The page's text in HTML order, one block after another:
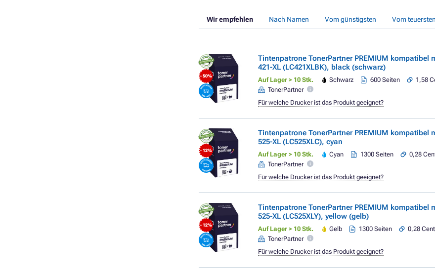
Wir empfehlen Nach Namen Vom günstigsten Vom teuersten
- 50%
Tintenpatrone TonerPartner PREMIUM kompatibel
421-XL (LC421XLBK), black (schwarz)
Auf Lager > 10 Stk. Schwarz 600 Seiten
1,58
TonerPartner
Für welche Drucker ist das Produkt geeignet?
- 12%
Tintenpatrone TonerPartner PREMIUM kompatibel
525-XL (LC525XLC), cyan
Auf Lager > 10 Stk. Cyan 1300 Seiten
0,28
TonerPartner
Für welche Drucker ist das Produkt geeignet?
- 12%
Tintenpatrone TonerPartner PREMIUM kompatibel
525-XL (LC525XLY), yellow (gelb)
Auf Lager > 10 Stk. Gelb 1300 Seiten
0,28
TonerPartner
Für welche Drucker ist das Produkt geeignet?